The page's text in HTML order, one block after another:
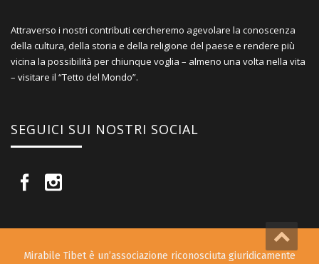
Attraverso i nostri contributi cercheremo agevolare la conoscenza
della cultura, della storia e della religione del paese e rendere più
vicina la possibilità per chiunque voglia – almeno una volta nella vita
– visitare il “Tetto del Mondo”.
SEGUICI SUI NOSTRI SOCIAL
Mirabile Tibet è un’associazione riconosciuta giuridicamente